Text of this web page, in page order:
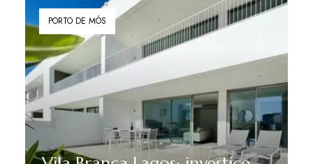
PORTO DE MÓS